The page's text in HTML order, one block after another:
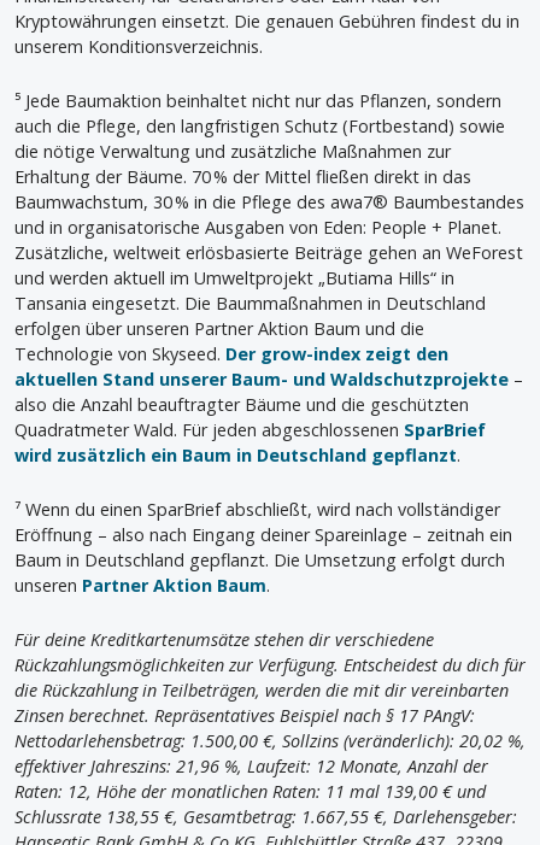
Kryptowährungen einsetzt. Die genauen Gebühren findest du in
unserem Konditionsverzeichnis.
⁵ Jede Baumaktion beinhaltet nicht nur das Pflanzen, sondern
auch die Pflege, den langfristigen Schutz (Fortbestand) sowie
die nötige Verwaltung und zusätzliche Maßnahmen zur
Erhaltung der Bäume. 70 % der Mittel fließen direkt in das
Baumwachstum, 30 % in die Pflege des awa7® Baumbestandes
und in organisatorische Ausgaben von Eden: People + Planet.
Zusätzliche, weltweit erlösbasierte Beiträge gehen an WeForest
und werden aktuell im Umweltprojekt „Butiama Hills“ in
Tansania eingesetzt. Die Baummaßnahmen in Deutschland
erfolgen über unseren Partner Aktion Baum und die
Technologie von Skyseed. Der grow-index zeigt den
aktuellen Stand unserer Baum- und Waldschutzprojekte –
also die Anzahl beauftragter Bäume und die geschützten
Quadratmeter Wald. Für jeden abgeschlossenen SparBrief
wird zusätzlich ein Baum in Deutschland gepflanzt.
⁷ Wenn du einen SparBrief abschließt, wird nach vollständiger
Eröffnung – also nach Eingang deiner Spareinlage – zeitnah ein
Baum in Deutschland gepflanzt. Die Umsetzung erfolgt durch
unseren Partner Aktion Baum.
Für deine Kreditkartenumsätze stehen dir verschiedene
Rückzahlungsmöglichkeiten zur Verfügung. Entscheidest du dich für
die Rückzahlung in Teilbeträgen, werden die mit dir vereinbarten
Zinsen berechnet. Repräsentatives Beispiel nach § 17 PAngV:
Nettodarlehensbetrag: 1.500,00 €, Sollzins (veränderlich): 20,02 %,
effektiver Jahreszins: 21,96 %, Laufzeit: 12 Monate, Anzahl der
Raten: 12, Höhe der monatlichen Raten: 11 mal 139,00 € und
Schlussrate 138,55 €, Gesamtbetrag: 1.667,55 €, Darlehensgeber: